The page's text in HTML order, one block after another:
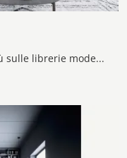
Vuoi rinnovare il living? Scopri di più sulle librerie moderne a muro e arreda i tuoi locali con il modello Wall 12.